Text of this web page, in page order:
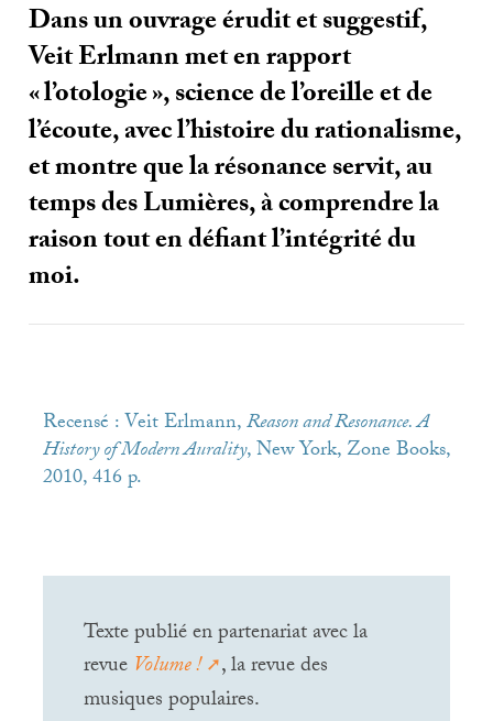
Dans un ouvrage érudit et suggestif,
Veit Erlmann met en rapport
«l’otologie», science de l’oreille et de
l’écoute, avec l’histoire du rationalisme,
et montre que la résonance servit, au
temps des Lumières, à comprendre la
raison tout en défiant l’intégrité du
moi.
Recensé : Veit Erlmann,Reason and Resonance. A
History of Modern Aurality, New York, Zone Books,
2010, 416 p.
Texte publié en partenariat avec la
revue Volume! , la revue des
musiques populaires.